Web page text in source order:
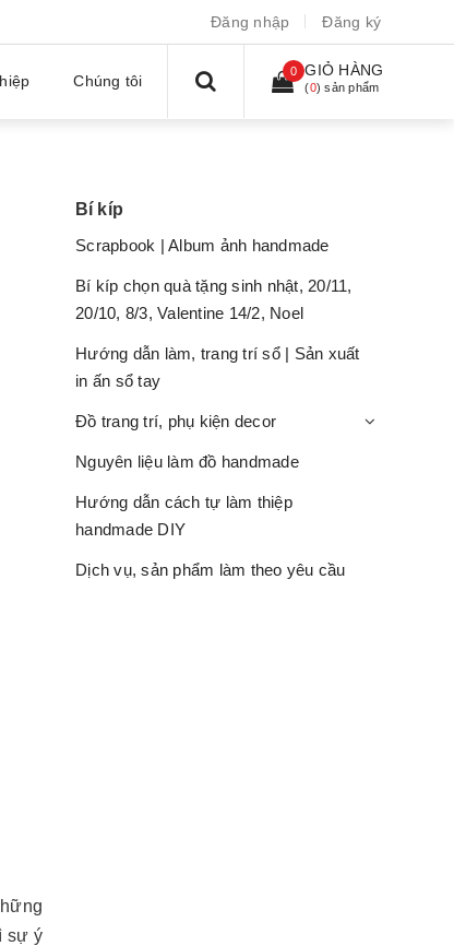
Đăng nhập Đăng ký
Chúng tôi
0 GIỎ HÀNG
(0) sản phẩm
sự ý
Bí kíp
Scrapbook | Album ảnh handmade
Bí kíp chọn quà tặng sinh nhật, 20/11,
20/10, 8/3, Valentine 14/2, Noel
Hướng dẫn làm, trang trí sổ | Sản xuất
in ấn sổ tay
Đồ trang trí, phụ kiện decor
Nguyên liệu làm đồ handmade
Hướng dẫn cách tự làm thiệp
handmade DIY
Dịch vụ, sản phẩm làm theo yêu cầu